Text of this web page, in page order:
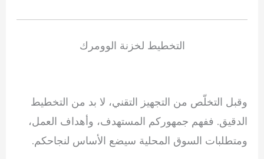
التخطيط لخزنة الوومرك
وقبل التخلّص من التجهيز التقني، لا بد من التخطيط
الدقيق. ففهم جمهوركم المستهدف، وأهداف العمل،
ومتطلبات السوق المحلية سيضع الأساس لنجاحكم.